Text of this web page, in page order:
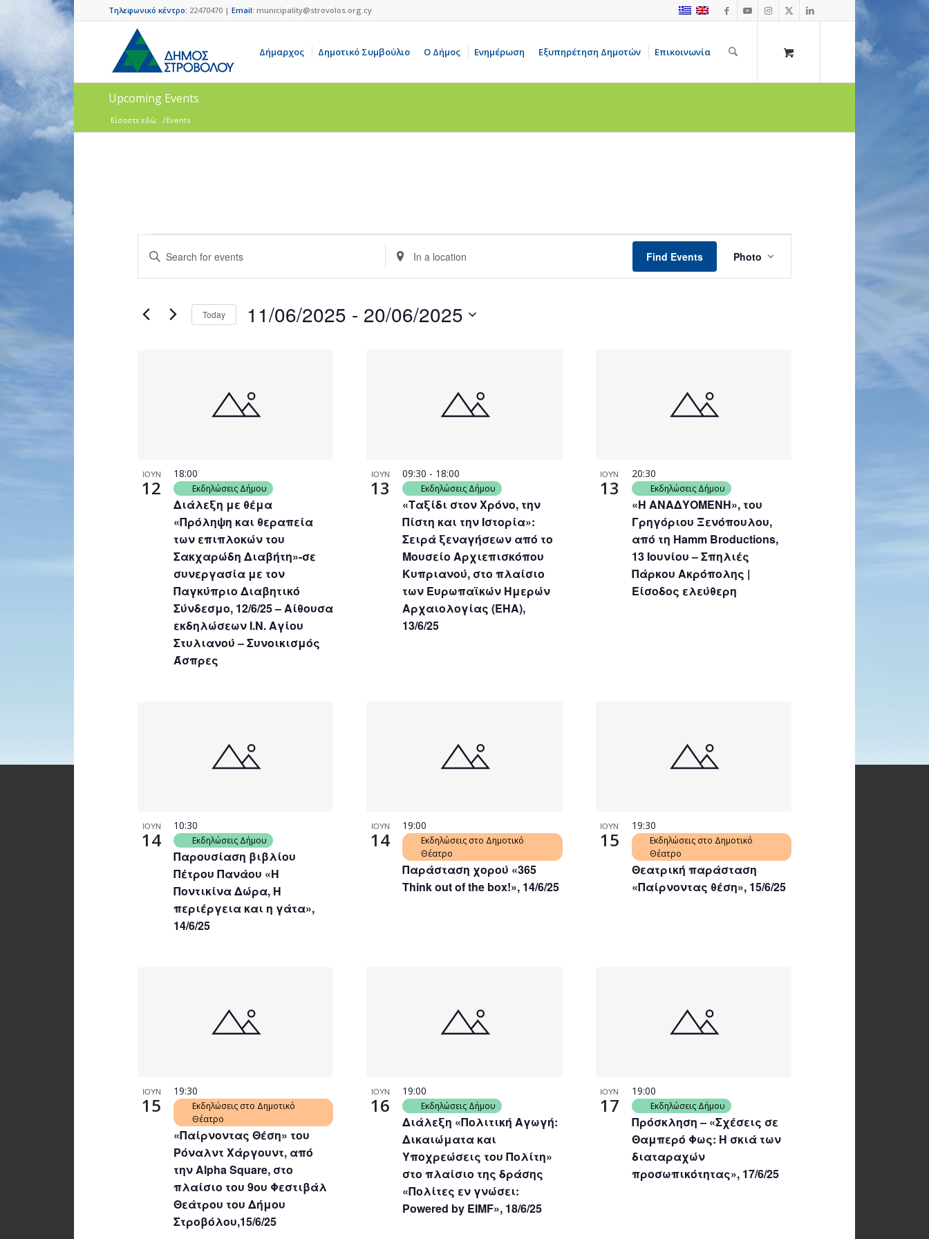
Τηλεφωνικό κέντρο: 22470470 | Email: municipality@strovolos.org.cy
Δήμαρχος Δημοτικό Συμβούλιο Ο Δήμος Ενημέρωση Εξυπηρέτηση Δημοτών Επικοινωνία
Upcoming Events
Είσαστε εδώ: /Events
Events
Search
and
Views
Navigation
Enter
Keyword.
Search
Events
Enter
Location.
Search
Events
by
Find Events
Views
Photo
Today 11/06/2025 - 20/06/2025
View
ΙΟΥΝ
12
Διάλεξη με θέμα
«Πρόληψη και θεραπεία
των επιπλοκών του
Σακχαρώδη Διαβήτη»-σε
συνεργασία με τον
Παγκύπριο Διαβητικό
Σύνδεσμο, 12/6/25 – Αίθουσα
εκδηλώσεων Ι.Ν. Αγίου
Στυλιανού – Συνοικισμός
Άσπρες
18:00
Εκδηλώσεις Δήμου
ΙΟΥΝ
13
«Ταξίδι στον Χρόνο, την
Πίστη και την Ιστορία»:
Σειρά ξεναγήσεων από το
Μουσείο Αρχιεπισκόπου
Κυπριανού, στο πλαίσιο
των Ευρωπαϊκών Ημερών
Αρχαιολογίας (ΕΗΑ),
13/6/25
09:30 - 18:00
Εκδηλώσεις Δήμου
ΙΟΥΝ
13
«Η ΑΝΑΔΥΟΜΕΝΗ», του
Γρηγόριου Ξενόπουλου,
από τη Hamm Broductions,
13 Ιουνίου – Σπηλιές
Πάρκου Ακρόπολης |
Είσοδος ελεύθερη
20:30
Εκδηλώσεις Δήμου
ΙΟΥΝ
14
Παρουσίαση βιβλίου
Πέτρου Πανάου «Η
Ποντικίνα Δώρα, Η
περιέργεια και η γάτα»,
14/6/25
10:30
Εκδηλώσεις Δήμου
ΙΟΥΝ
14
Παράσταση χορού «365
Think out of the box!», 14/6/25
19:00
Εκδηλώσεις στο Δημοτικό
Θέατρο
ΙΟΥΝ
15
Θεατρική παράσταση
«Παίρνοντας θέση», 15/6/25
19:30
Εκδηλώσεις στο Δημοτικό
Θέατρο
ΙΟΥΝ
15
«Παίρνοντας Θέση» του
Ρόναλντ Χάργουντ, από
την Alpha Square, στο
πλαίσιο του 9ου Φεστιβάλ
Θεάτρου του Δήμου
Στροβόλου,15/6/25
19:30
Εκδηλώσεις στο Δημοτικό
Θέατρο
ΙΟΥΝ
16
Διάλεξη «Πολιτική Αγωγή:
Δικαιώματα και
Υποχρεώσεις του Πολίτη»
στο πλαίσιο της δράσης
«Πολίτες εν γνώσει:
Powered by EIMF», 18/6/25
19:00
Εκδηλώσεις Δήμου
ΙΟΥΝ
17
Πρόσκληση – «Σχέσεις σε
Θαμπερό Φως: Η σκιά των
διαταραχών
προσωπικότητας», 17/6/25
19:00
Εκδηλώσεις Δήμου